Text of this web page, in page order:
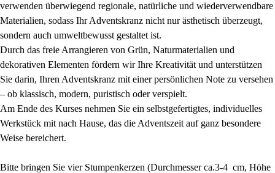
verwenden überwiegend regionale, natürliche und wiederverwendbare
Materialien, sodass Ihr Adventskranz nicht nur ästhetisch überzeugt,
sondern auch umweltbewusst gestaltet ist.
Durch das freie Arrangieren von Grün, Naturmaterialien und
dekorativen Elementen fördern wir Ihre Kreativität und unterstützen
Sie darin, Ihren Adventskranz mit einer persönlichen Note zu versehen
– ob klassisch, modern, puristisch oder verspielt.
Am Ende des Kurses nehmen Sie ein selbstgefertigtes, individuelles
Werkstück mit nach Hause, das die Adventszeit auf ganz besondere
Weise bereichert.
Bitte bringen Sie vier Stumpenkerzen (Durchmesser ca.3-4 cm, Höhe